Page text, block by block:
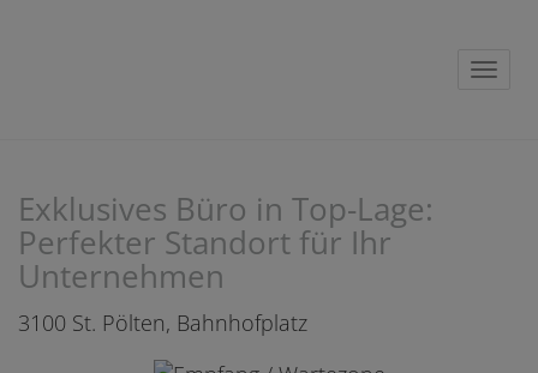
Exklusives Büro in Top-Lage:
Perfekter Standort für Ihr
Unternehmen
3100 St. Pölten, Bahnhofplatz